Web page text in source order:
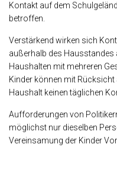
Kontakt auf dem
betroffen.
Verstärkend wirken sich
außerhalb des Hausstandes
Haushalten mit mehreren
Kinder können mit
Haushalt keinen täglichen
Aufforderungen von
möglichst nur dieselben
Vereinsamung der Kinder